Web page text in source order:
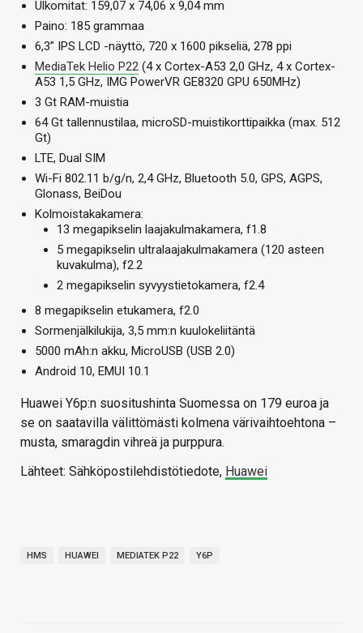
Ulkomitat: 159,07 x 74,06 x 9,04 mm
Paino: 185 grammaa
6,3” IPS LCD -näyttö, 720 x 1600 pikseliä, 278 ppi
MediaTek Helio P22 (4 x Cortex-A53 2,0 GHz, 4 x Cortex-
A53 1,5 GHz, IMG PowerVR GE8320 GPU 650MHz)
3 Gt RAM-muistia
64 Gt tallennustilaa, microSD-muistikorttipaikka (max. 512
Gt)
LTE, Dual SIM
Wi-Fi 802.11 b/g/n, 2,4 GHz, Bluetooth 5.0, GPS, AGPS,
Glonass, BeiDou
Kolmoistakakamera:
13 megapikselin laajakulmakamera, f1.8
5 megapikselin ultralaajakulmakamera (120 asteen
kuvakulma), f2.2
2 megapikselin syvyystietokamera, f2.4
8 megapikselin etukamera, f2.0
Sormenjälkilukija, 3,5 mm:n kuulokeliitäntä
5000 mAh:n akku, MicroUSB (USB 2.0)
Android 10, EMUI 10.1
Huawei Y6p:n suositushinta Suomessa on 179 euroa ja
se on saatavilla välittömästi kolmena värivaihtoehtona –
musta, smaragdin vihreä ja purppura.
Lähteet: Sähköpostilehdistötiedote, Huawei
HMS HUAWEI MEDIATEK P22 Y6P